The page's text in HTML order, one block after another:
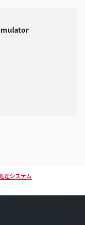
理システム